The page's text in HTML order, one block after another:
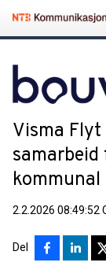
Visma
2.2.2026 08:49:52
Del